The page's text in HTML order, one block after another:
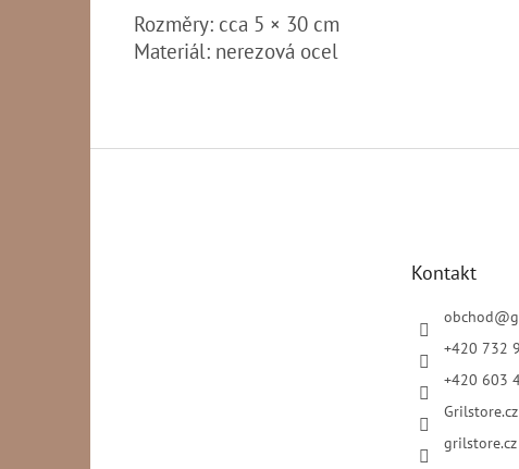
Rozměry: cca 5 × 30 cm
Materiál: nerezová ocel
Kontakt
obchod@
+420 732
+420 603
Grilstore.cz
grilstore.cz